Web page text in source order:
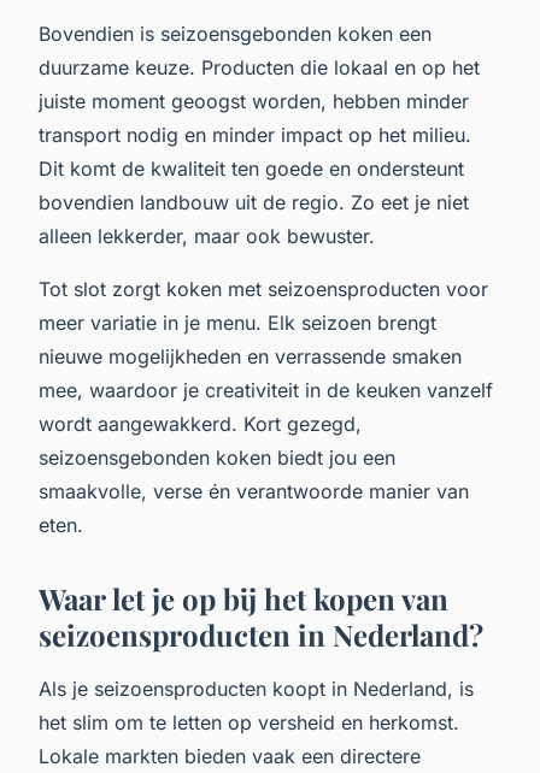
Bovendien is seizoensgebonden koken een
duurzame keuze. Producten die lokaal en op het
juiste moment geoogst worden, hebben minder
transport nodig en minder impact op het milieu.
Dit komt de kwaliteit ten goede en ondersteunt
bovendien landbouw uit de regio. Zo eet je niet
alleen lekkerder, maar ook bewuster.
Tot slot zorgt koken met seizoensproducten voor
meer variatie in je menu. Elk seizoen brengt
nieuwe mogelijkheden en verrassende smaken
mee, waardoor je creativiteit in de keuken vanzelf
wordt aangewakkerd. Kort gezegd,
seizoensgebonden koken biedt jou een
smaakvolle, verse én verantwoorde manier van
eten.
Waar let je op bij het kopen van
seizoensproducten in Nederland?
Als je seizoensproducten koopt in Nederland, is
het slim om te letten op versheid en herkomst.
Lokale markten bieden vaak een directere